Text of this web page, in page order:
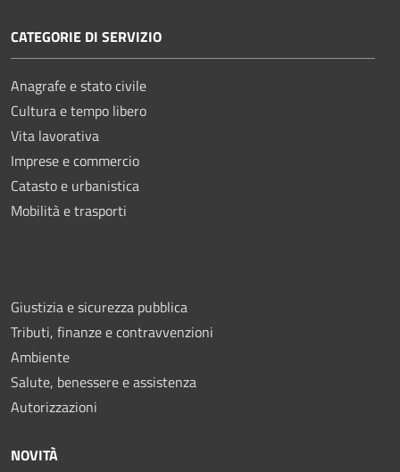
CATEGORIE DI SERVIZIO
Anagrafe e stato civile
Cultura e tempo libero
Vita lavorativa
Imprese e commercio
Catasto e urbanistica
Mobilità e trasporti
Giustizia e sicurezza pubblica
Tributi, finanze e contravvenzioni
Ambiente
Salute, benessere e assistenza
Autorizzazioni
NOVITÀ